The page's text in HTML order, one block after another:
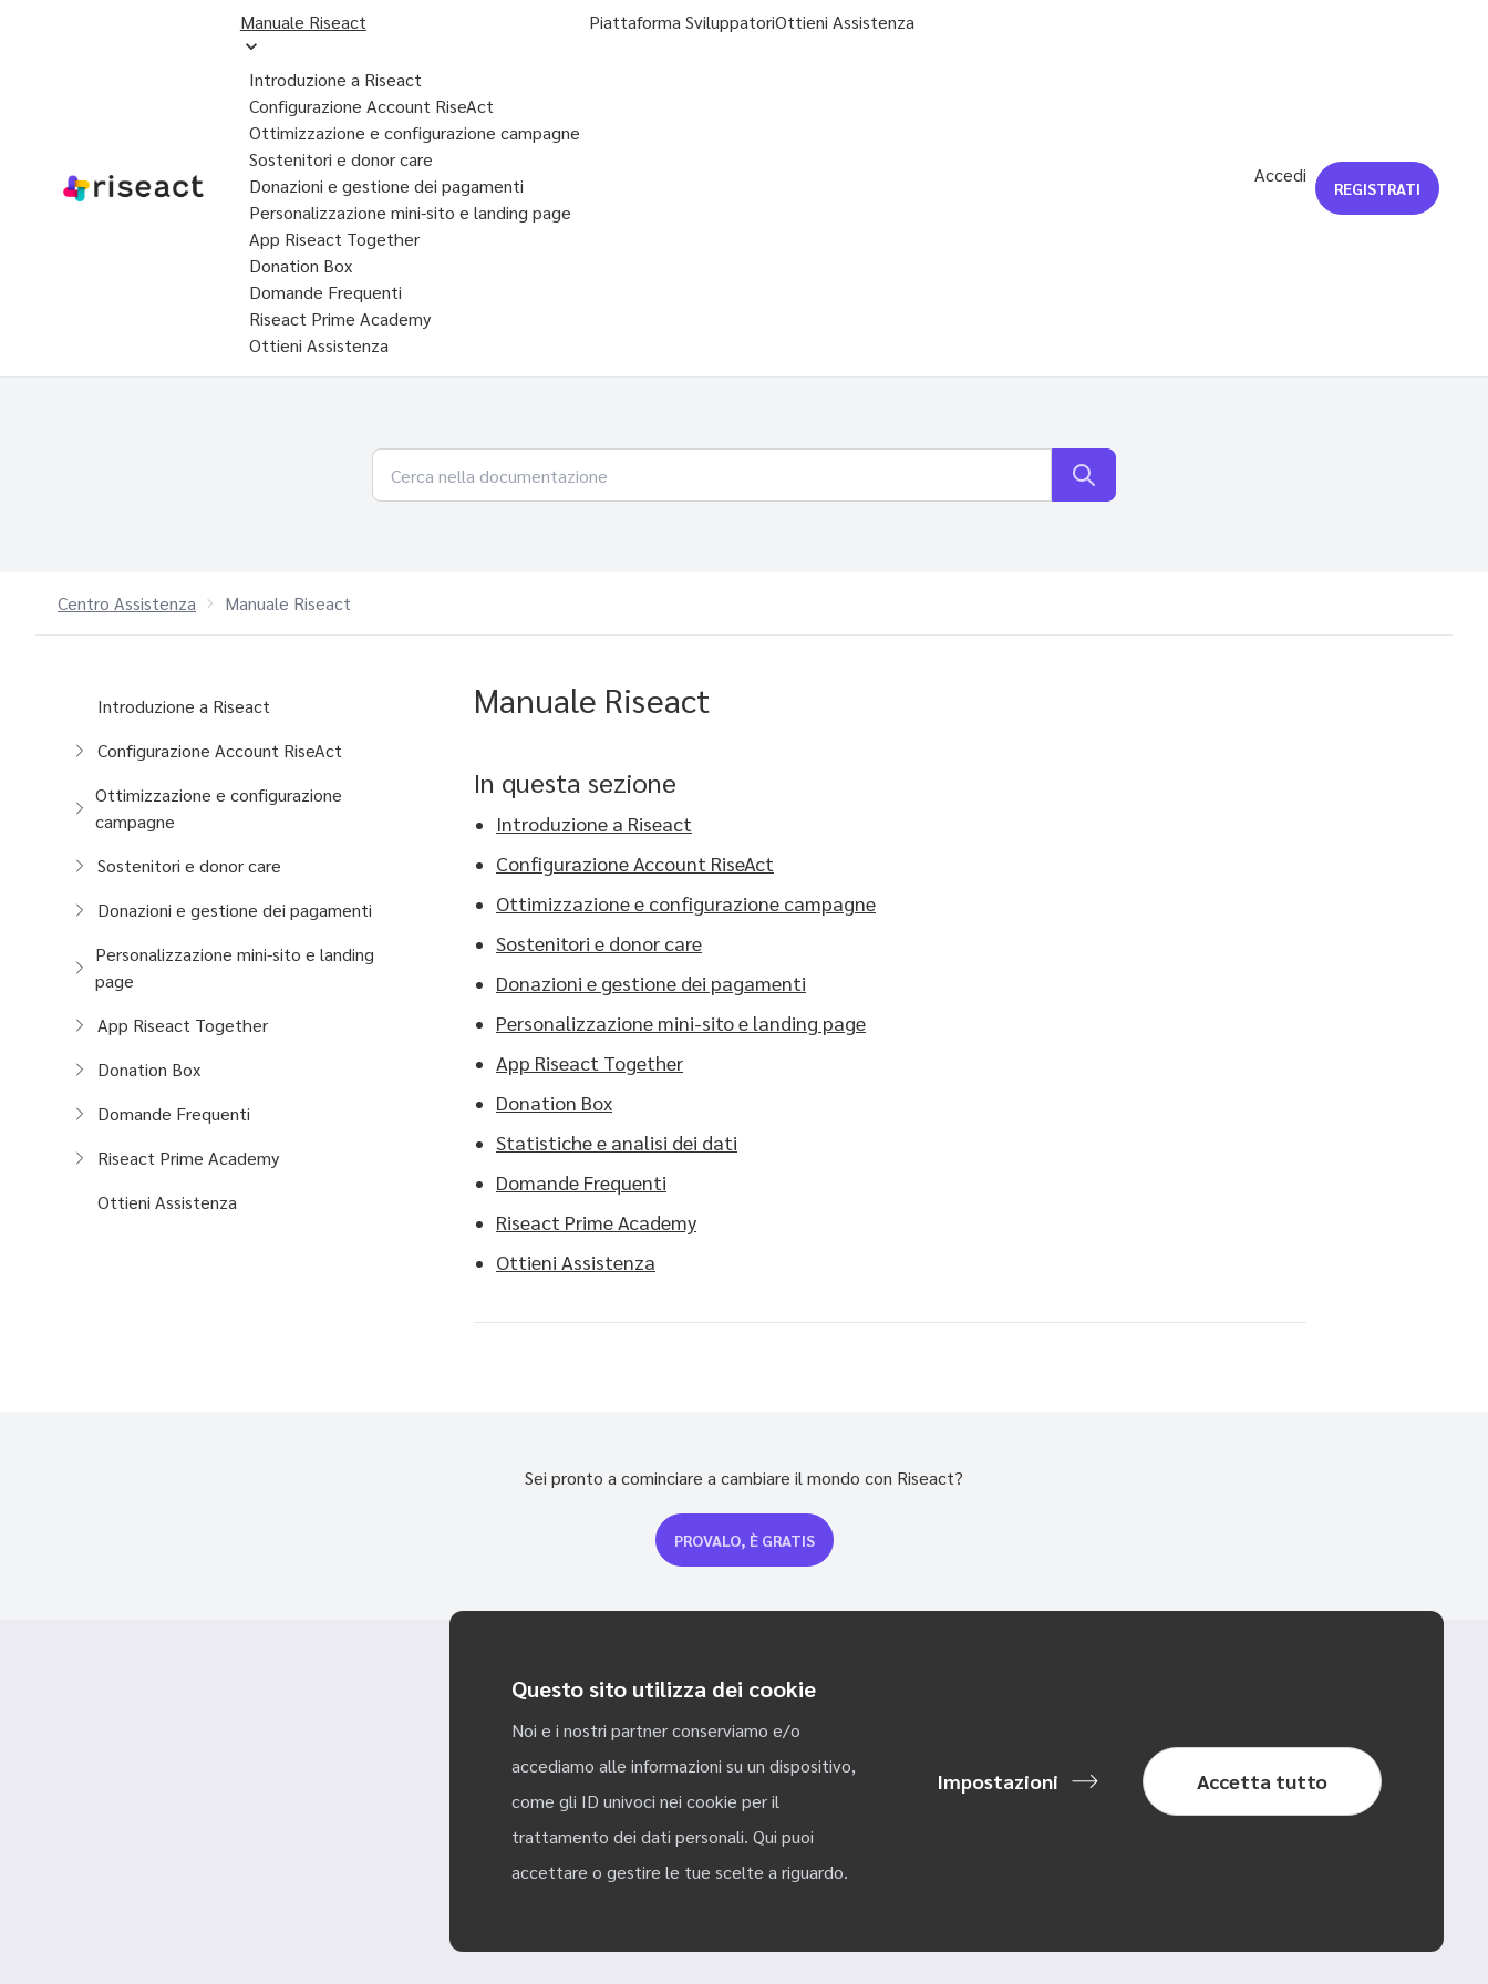
Questo sito utilizza dei cookie
Noi e i nostri partner conserviamo e/o
accediamo alle informazioni su un dispositivo,
come gli ID univoci nei cookie per il
trattamento dei dati personali. Qui puoi
accettare o gestire le tue scelte a riguardo.
Impostazioni
Manuale Riseact
Introduzione a Riseact
Configurazione Account RiseAct
Ottimizzazione e configurazione campagne
Sostenitori e donor care
Donazioni e gestione dei pagamenti
Personalizzazione mini-sito e landing page
App Riseact Together
Donation Box
Domande Frequenti
Riseact Prime Academy
Ottieni Assistenza
Piattaforma SviluppatoriOttieni Assistenza
Accedi
REGISTRATI
Centro Assistenza Manuale Riseact
Introduzione a Riseact
Configurazione Account RiseAct
Ottimizzazione e configurazione
campagne
Sostenitori e donor care
Donazioni e gestione dei pagamenti
Personalizzazione mini-sito e landing
page
App Riseact Together
Donation Box
Domande Frequenti
Riseact Prime Academy
Ottieni Assistenza
Manuale Riseact
In questa sezione
Introduzione a Riseact
Configurazione Account RiseAct
Ottimizzazione e configurazione campagne
Sostenitori e donor care
Donazioni e gestione dei pagamenti
Personalizzazione mini-sito e landing page
App Riseact Together
Donation Box
Statistiche e analisi dei dati
Domande Frequenti
Riseact Prime Academy
Ottieni Assistenza
Sei pronto a cominciare a cambiare il mondo con Riseact?
PROVALO, È GRATIS
@ 2023 Riseact